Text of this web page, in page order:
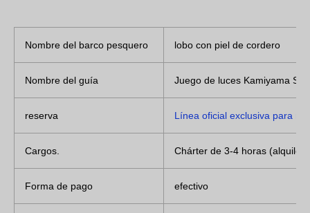
Nombre del barco pesquero lobo con piel de cordero
Nombre del guía Juego de luces Kamiyama
reserva Línea oficial exclusiva para
Cargos. Chárter de 3-4 horas (alquiler
Forma de pago efectivo